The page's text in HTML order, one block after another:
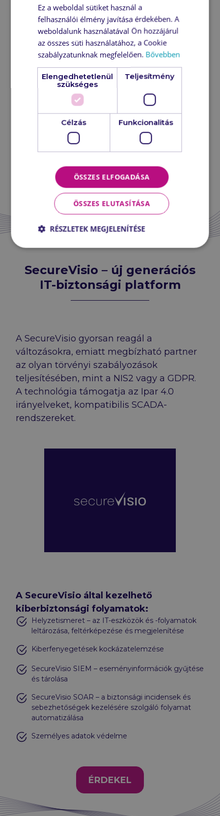
Add-onok:
Incidens-válaszadás
MDR (Managed Detection and Response)
DFIR (Digital Forensic and Incident Response)
Kockázatelemzés, biztonsági helyzetfeltárás
Adatszivárgás elleni védelem
Mobilvédelem
Fenyegetésdetektálás és -védelem
ÉRDEKEL
SecureVisio – új generációs
IT-biztonsági platform
A SecureVisio gyorsan reagál a
változásokra, emiatt megbízható partner
az olyan törvényi szabályozások
teljesítésében, mint a NIS2 vagy a GDPR.
A technológia támogatja az Ipar 4.0
irányelveket, kompatibilis SCADA-
rendszereket.
A SecureVisio által kezelhető
kiberbiztonsági folyamatok:
Helyzetismeret – az IT-eszközök és -folyamatok
leltározása, feltérképezése és megjelenítése
Kiberfenyegetések kockázatelemzése
SecureVisio SIEM – eseményinformációk gyűjtése
és tárolása
SecureVisio SOAR – a biztonsági incidensek és
sebezhetőségek kezelésére szolgáló folyamat
automatizálása
Személyes adatok védelme
ÉRDEKEL
Ez a weboldal sütiket használ a
felhasználói élmény javítása érdekében. A
weboldalunk használatával Ön hozzájárul
az összes süti használatához, a Cookie
szabályzatunknak megfelelően. Bővebben
Elengedhetetlenül
szükséges
Teljesítmény
Célzás Funkcionalitás
ÖSSZES ELFOGADÁSA
ÖSSZES ELUTASÍTÁSA
RÉSZLETEK MEGJELENÍTÉSE